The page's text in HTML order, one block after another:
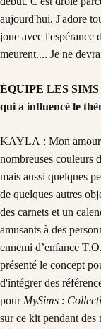
aujourd'hui. J'adore
joue avec l'espérance
meurent.... Je ne
ÉQUIPE LES SIMS
qui a influencé le
KAYLA : Mon
nombreuses couleurs
mais aussi quelques
de quelques autres
des carnets et un
amusants à des
ennemi d’enfance
présenté le concept
d'intégrer des
pour MySims :
sur ce kit pendant